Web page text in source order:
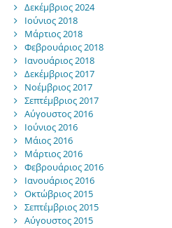
Δεκέμβριος 2024
Ιούνιος 2018
Μάρτιος 2018
Φεβρουάριος 2018
Ιανουάριος 2018
Δεκέμβριος 2017
Νοέμβριος 2017
Σεπτέμβριος 2017
Αύγουστος 2016
Ιούνιος 2016
Μάιος 2016
Μάρτιος 2016
Φεβρουάριος 2016
Ιανουάριος 2016
Οκτώβριος 2015
Σεπτέμβριος 2015
Αύγουστος 2015